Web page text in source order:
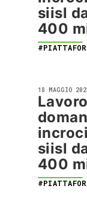
siisl
400
18 MAGGIO
siisl
400